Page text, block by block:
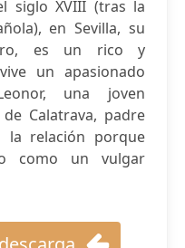
siglo XVIII (tras la
en Sevilla, su
es un rico y
un apasionado
una joven
Calatrava, padre
relación porque
como un vulgar